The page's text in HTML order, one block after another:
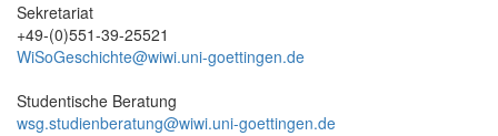
Sekretariat
+49-(0)551-39-25521
WiSoGeschichte@wiwi.uni-goettingen.de
Studentische Beratung
wsg.studienberatung@wiwi.uni-goettingen.de